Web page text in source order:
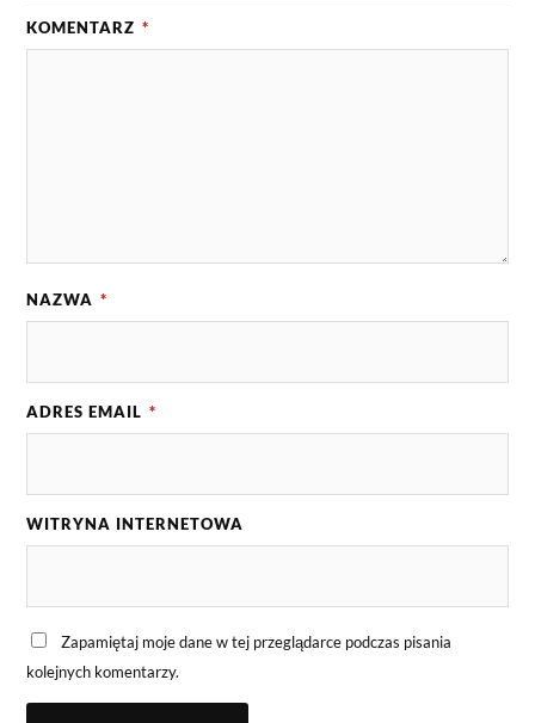
KOMENTARZ *
NAZWA *
ADRES EMAIL *
WITRYNA INTERNETOWA
Zapamiętaj moje dane w tej przeglądarce podczas pisania
kolejnych komentarzy.